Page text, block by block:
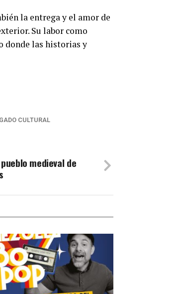
la entrega y el amor de
Su labor como
donde las historias y
CULTURAL
medieval de